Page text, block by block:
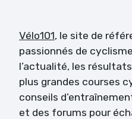
Vélo101, le site de
passionnés de
l’actualité, les
plus grandes courses
conseils
et des forums pour